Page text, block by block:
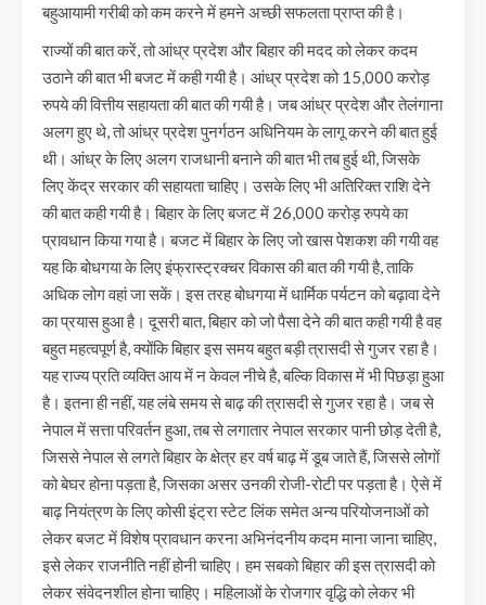
बहुआयामी गरीबी को कम करने में हमने अच्छी सफलता प्राप्त की है।
राज्यों की बात करें, तो आंध्र प्रदेश और बिहार की मदद को लेकर कदम
उठाने की बात भी बजट में कही गयी है। आंध्र प्रदेश को 15,000 करोड़
रुपये की वित्तीय सहायता की बात की गयी है। जब आंध्र प्रदेश और तेलंगाना
अलग हुए थे, तो आंध्र प्रदेश पुनर्गठन अधिनियम के लागू करने की बात हुई
थी। आंध्र के लिए अलग राजधानी बनाने की बात भी तब हुई थी, जिसके
लिए केंद्र सरकार की सहायता चाहिए। उसके लिए भी अतिरिक्त राशि देने
की बात कही गयी है। बिहार के लिए बजट में 26,000 करोड़ रुपये का
प्रावधान किया गया है। बजट में बिहार के लिए जो खास पेशकश की गयी वह
यह कि बोधगया के लिए इंफ्रास्ट्रक्चर विकास की बात की गयी है, ताकि
अधिक लोग वहां जा सकें। इस तरह बोधगया में धार्मिक पर्यटन को बढ़ावा देने
का प्रयास हुआ है। दूसरी बात, बिहार को जो पैसा देने की बात कही गयी है वह
बहुत महत्वपूर्ण है, क्योंकि बिहार इस समय बहुत बड़ी त्रासदी से गुजर रहा है।
यह राज्य प्रति व्यक्ति आय में न केवल नीचे है, बल्कि विकास में भी पिछड़ा हुआ
है। इतना ही नहीं, यह लंबे समय से बाढ़ की त्रासदी से गुजर रहा है। जब से
नेपाल में सत्ता परिवर्तन हुआ, तब से लगातार नेपाल सरकार पानी छोड़ देती है,
जिससे नेपाल से लगते बिहार के क्षेत्र हर वर्ष बाढ़ में डूब जाते हैं, जिससे लोगों
को बेघर होना पड़ता है, जिसका असर उनकी रोजी-रोटी पर पड़ता है। ऐसे में
बाढ़ नियंत्रण के लिए कोसी इंट्रा स्टेट लिंक समेत अन्य परियोजनाओं को
लेकर बजट में विशेष प्रावधान करना अभिनंदनीय कदम माना जाना चाहिए,
इसे लेकर राजनीति नहीं होनी चाहिए। हम सबको बिहार की इस त्रासदी को
लेकर संवेदनशील होना चाहिए। महिलाओं के रोजगार वृद्धि को लेकर भी